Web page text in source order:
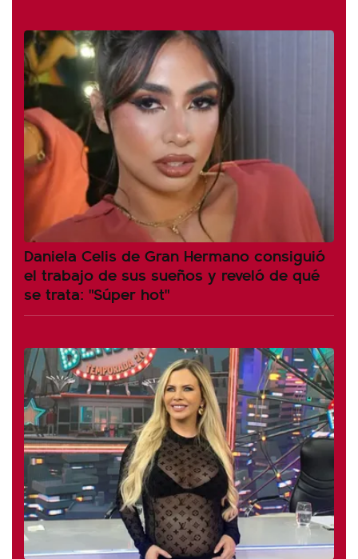
Daniela Celis de Gran Hermano consiguió
el trabajo de sus sueños y reveló de qué
se trata: "Súper hot"